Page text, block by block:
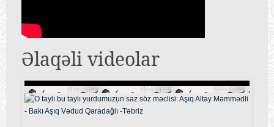
Əlaqəli videolar